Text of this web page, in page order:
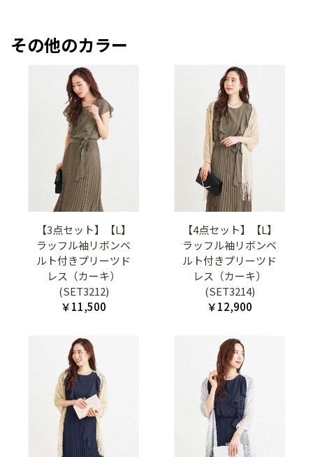
その他のカラー
【3点セット】【L】
ラッフル袖リボンベ
ルト付きプリーツド
レス（カーキ）
(SET3212)
￥11,500
【4点セット】【L】
ラッフル袖リボンベ
ルト付きプリーツド
レス（カーキ）
(SET3214)
￥12,900